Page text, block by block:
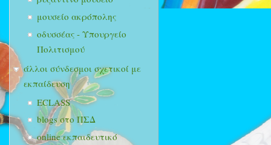
μουσείο ακρόπολης
οδυσσέας - Υπουργείο
Πολιτισμού
άλλοι σύνδεσμοι σχετικοί με
εκπαίδευση
ECLASS
blogs στο ΠΣΔ
online εκπαιδευτικό